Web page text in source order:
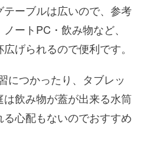
ーブルは広いので、参考
ートPC・飲み物など、
げられるので便利です。
につかったり、タブレッ
は飲み物が蓋が出来る水筒
心配もないのでおすすめ